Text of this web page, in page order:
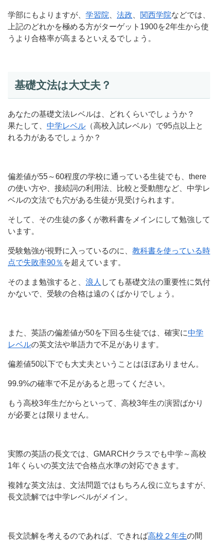
学部にもよりますが、 学習院 法政 関西学院などでは、
上記のどれかを極める方がターゲット1900を2年生から使
うより合格率が高まるといえるでしょう。
基礎文法は大丈夫？
あなたの基礎文法レベルは、どれくらいでしょうか？
果たして、 中学レベル （高校入試レベル）で95点以上と
れる力があるでしょうか？
偏差値が55～60程度の学校に通っている生徒でも、there
の使い方や、接続詞の利用法、比較と受動態など、中学レ
ベルの文法でも穴がある生徒が見受けられます。
そして、その生徒の多くが教科書をメインにして勉強して
います。
受験勉強が視野に入っているのに、 教科書を使っている時
点で失敗率90％ を超えています。
そのまま勉強すると、 浪人 しても基礎文法の重要性に気付
かないで、受験の合格は遠のくばかりでしょう。
また、英語の偏差値が50を下回る生徒では、確実に中学
レベルの英文法や単語力で不足があります。
偏差値50以下でも大丈夫ということはほぼありません。
99.9%の確率で不足があると思ってください。
もう高校3年生だからといって、高校3年生の演習ばかり
が必要とは限りません。
実際の英語の長文では、GMARCHクラスでも中学～高校
1年くらいの英文法で合格点水準の対応できます。
複雑な英文法は、文法問題ではもちろん役に立ちますが、
長文読解では中学レベルがメイン。
長文読解を考えるのであれば、できれば高校２年生の間